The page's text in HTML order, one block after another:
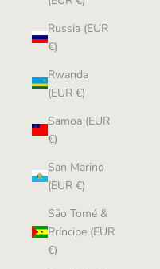
Russia (EUR
€)
Rwanda
(EUR €)
Samoa (EUR
€)
San Marino
(EUR €)
São Tomé &
Príncipe (EUR
€)